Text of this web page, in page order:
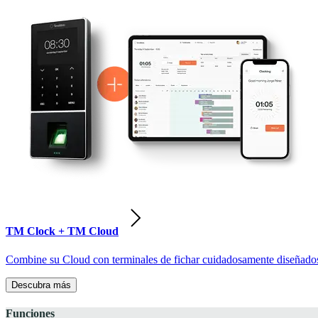
TM Clock + TM Cloud
Combine su Cloud con terminales de fichar cuidadosamente
Descubra más
Funciones